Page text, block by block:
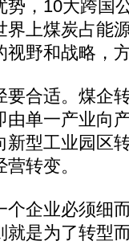
势，10大跨国
界上煤炭占能
视野和战略，
合适。煤企转
由单一产业向
新型工业园区
转变。
企业必须细而
就是为了转型